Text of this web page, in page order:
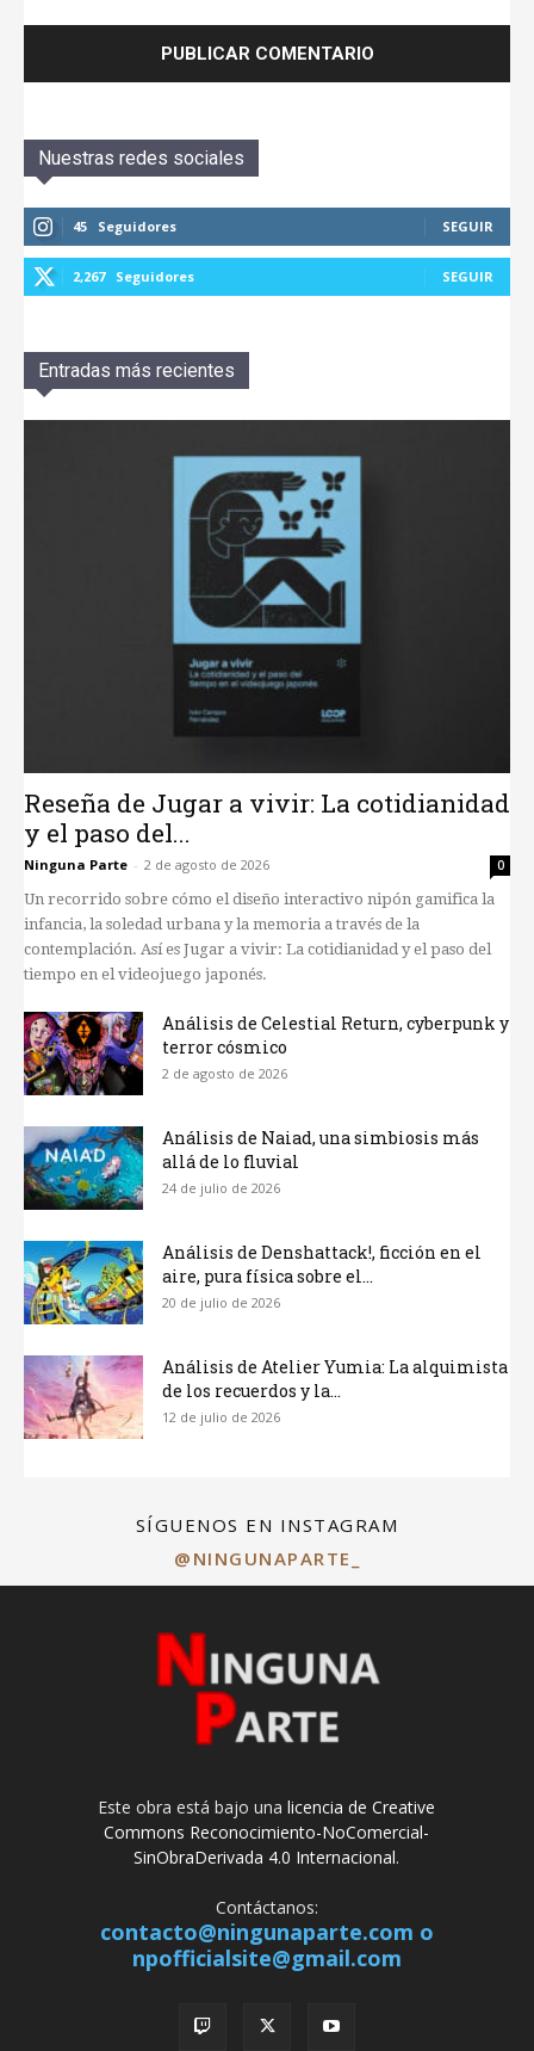
Nuestras redes sociales
45 Seguidores SEGUIR
2,267 Seguidores SEGUIR
Entradas más recientes
Reseña de Jugar a vivir: La cotidianidad
y el paso del...
Ninguna Parte - 2 de agosto de 2026 0
Un recorrido sobre cómo el diseño interactivo nipón gamifica la
infancia, la soledad urbana y la memoria a través de la
contemplación. Así es Jugar a vivir: La cotidianidad y el paso del
tiempo en el videojuego japonés.
Análisis de Celestial Return, cyberpunk y
terror cósmico
2 de agosto de 2026
Análisis de Naiad, una simbiosis más
allá de lo fluvial
24 de julio de 2026
Análisis de Denshattack!, ficción en el
aire, pura física sobre el...
20 de julio de 2026
Análisis de Atelier Yumia: La alquimista
de los recuerdos y la...
12 de julio de 2026
SÍGUENOS EN INSTAGRAM
@NINGUNAPARTE_
Este obra está bajo unalicencia de Creative
Commons Reconocimiento-NoComercial-
SinObraDerivada 4.0 Internacional.
Contáctanos:
contacto@ningunaparte.com o
npofficialsite@gmail.com